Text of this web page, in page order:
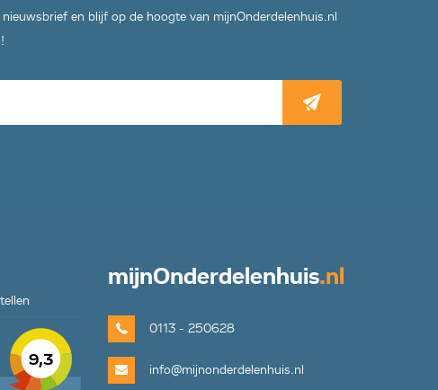
en blijf op de hoogte van mijnOnderdelenhuis.nl
9,3
mijnOnderdelenhuis.nl
0113 - 250628
info@mijnonderdelenhuis.nl